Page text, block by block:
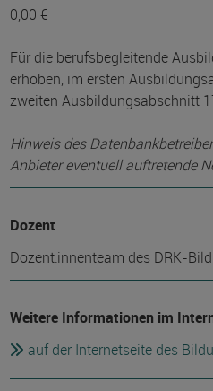
0,00 €
Für die berufsbegleitende
erhoben, im ersten
zweiten Ausbildungsabschnitt
Hinweis des
Anbieter eventuell auftretende
Dozent
Dozent:innenteam des DRK-
Weitere Informationen im
auf der Internetseite des